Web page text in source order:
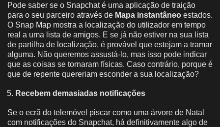
Pode saber se o Snapchat é uma aplicação de traição
para o seu parceiro através de Mapa instantâneo estados.
O Snap Map mostra a localização do utilizador em tempo
real a uma lista de amigos. E se já não estiver na sua lista
de partilha de localização, é provável que estejam a tramar
alguma. Não queremos assustá-lo, mas isso pode indicar
que as coisas se tornaram físicas. Caso contrário, porque é
que de repente quereriam esconder a sua localização?
Recebem demasiadas notificações
Se o ecrã do telemóvel piscar como uma árvore de Natal
com notificações do Snapchat, há definitivamente algo de